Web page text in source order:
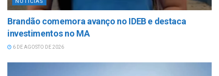
NOTÍCIAS
Brandão comemora avanço no IDEB e destaca
investimentos no MA
6 DE AGOSTO DE 2026